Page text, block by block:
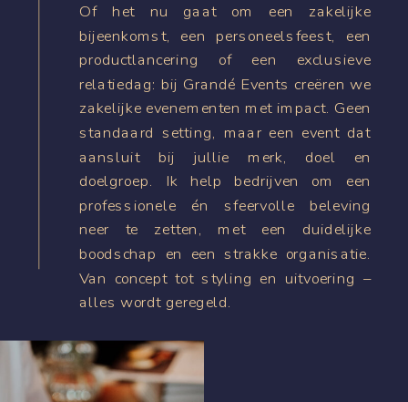
Of het nu gaat om een zakelijke
bijeenkomst, een personeelsfeest, een
productlancering of een exclusieve
relatiedag: bij Grandé Events creëren we
zakelijke evenementen met impact. Geen
standaard setting, maar een event dat
aansluit bij jullie merk, doel en
doelgroep. Ik help bedrijven om een
professionele én sfeervolle beleving
neer te zetten, met een duidelijke
boodschap en een strakke organisatie.
Van concept tot styling en uitvoering –
alles wordt geregeld.